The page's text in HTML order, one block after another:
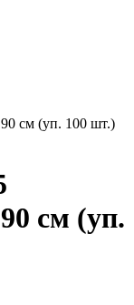
см (уп. 100 шт.)
см (уп.